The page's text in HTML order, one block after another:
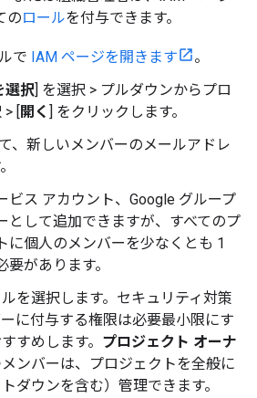
のロールを付与できます。
で IAM ページを開きます
。
選択] を選択 > プルダウンからプロ
> [開く ] をクリックします。
、新しいメンバーのメールアドレ
ビス アカウント、Google グループ
として追加できますが、すべてのプ
に個人のメンバーを少なくとも 1
要があります。
を選択します。セキュリティ対策
に付与する権限は必要最小限にす
すめします。 プロジェクト オーナ
ンバーは、プロジェクトを全般に
ダウンを含む）管理できます。